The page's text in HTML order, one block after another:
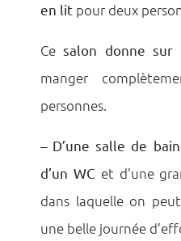
en lit pour deux
Ce salon donne
manger
personnes.
– D’une salle de
d’un WC et d’une
dans laquelle on
une belle journée